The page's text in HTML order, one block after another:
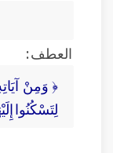
العطف :
﴿ وَمِنْ
لِتَسْكُنُوا